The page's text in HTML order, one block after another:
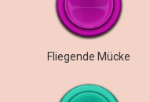
Fliegende Mücke